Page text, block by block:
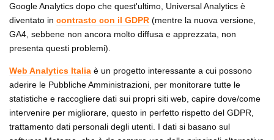
Google Analytics dopo che quest'ultimo, Universal Analytics è
diventato in contrasto con il GDPR (mentre la nuova versione,
GA4, sebbene non ancora molto diffusa e apprezzata, non
presenta questi problemi).
Web Analytics Italia è un progetto interessante a cui possono
aderire le Pubbliche Amministrazioni, per monitorare tutte le
statistiche e raccogliere dati sui propri siti web, capire dove/come
intervenire per migliorare, questo in perfetto rispetto del GDPR,
trattamento dati personali degli utenti. I dati si basano sul